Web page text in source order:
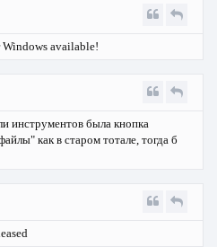
Windows available!
инструментов была кнопка
как в старом тотале, тогда б